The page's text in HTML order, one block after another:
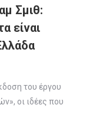
Σμιθ:
είναι
του έργου
οι ιδέες που